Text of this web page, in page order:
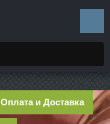
Оплата и Доставка